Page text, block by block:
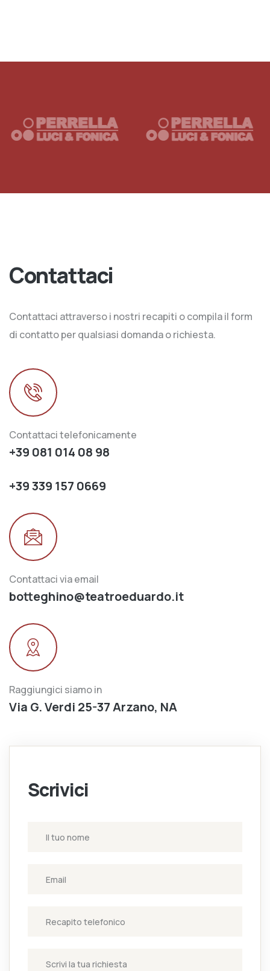
Contattaci
Contattaci attraverso i nostri recapiti o compila il form
di contatto per qualsiasi domanda o richiesta.
Contattaci telefonicamente
+39 081 014 08 98
+39 339 157 0669
Contattaci via email
botteghino@teatroeduardo.it
Raggiungici siamo in
Via G. Verdi 25-37 Arzano, NA
Scrivici